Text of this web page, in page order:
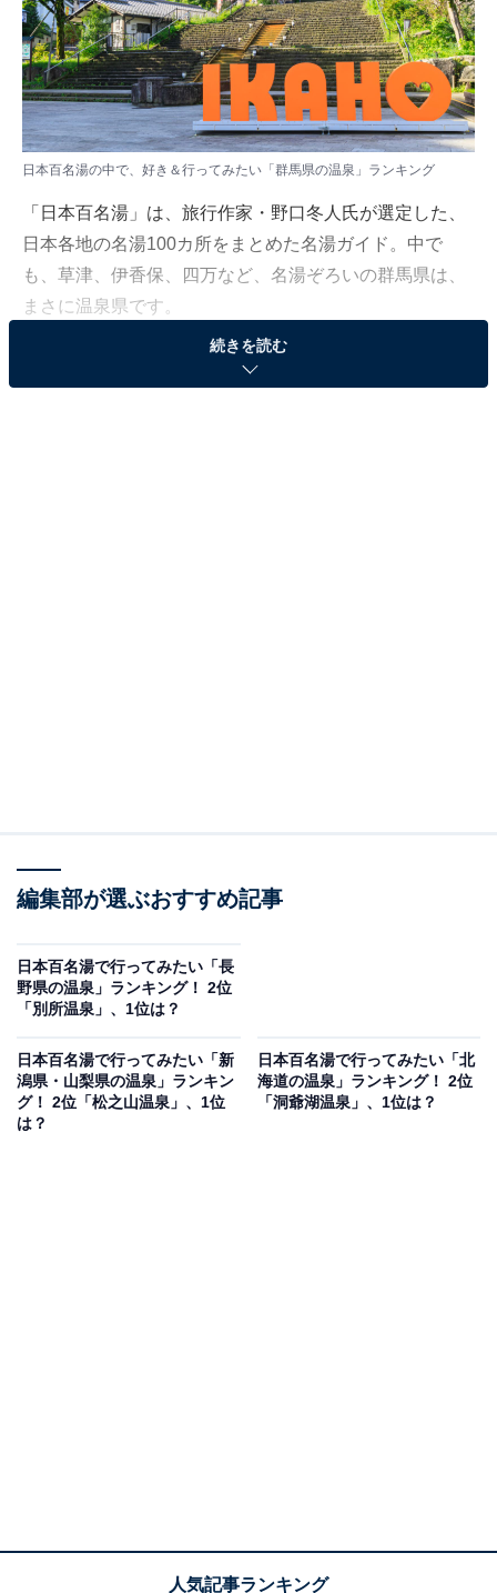
日本百名湯の中で、好き＆行ってみたい「群馬県の温泉」ランキング
「日本百名湯」は、旅行作家・野口冬人氏が選定した、
日本各地の名湯100カ所をまとめた名湯ガイド。中で
も、草津、伊香保、四万など、名湯ぞろいの群馬県は、
まさに温泉県です。
All About ニュース編集部では、2025年8月20日の期間、
回答者からは「レトロな宿が魅力的だから」（40代男性
／東京都）、「あの階段を下から見上げて、上から見下
放送されていて、グルメも楽しめそうだし、地元にはな
い風情があるから魅力を感じました」（30代女性／北海
憧れがあります」（40代女性／大阪府）といった声が集
まりました。
日本三名泉の1つとして名高い草津温泉は、強酸性の湯
と豊富な湧出量で知られる全国屈指の名湯です。湯畑を
続きを読む
編集部が選ぶおすすめ記事
日本百名湯で行ってみたい「長
野県の温泉」ランキング！ 2位
「別所温泉」、1位は？
日本百名湯で行ってみたい「新
潟県・山梨県の温泉」ランキン
グ！ 2位「松之山温泉」、1位
は？
日本百名湯で行ってみたい「北
海道の温泉」ランキング！ 2位
「洞爺湖温泉」、1位は？